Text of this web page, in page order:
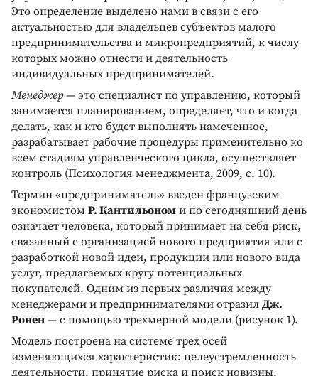
Это определение выделено нами в связи с его
актуальностью для владельцев субъектов малого
предпринимательства и микропредприятий, к числу
которых можно отнести и деятельность
индивидуальных предпринимателей.
Менеджер— это специалист по управлению, который
занимается планированием, определяет, что и когда
делать, как и кто будет выполнять намеченное,
разрабатывает рабочие процедуры применительно ко
всем стадиям управленческого цикла, осуществляет
контроль (Психология менеджмента, 2009, с. 10).
Термин «предприниматель» введен французским
экономистом Р. Кантильоном и по сегодняшний день
означает человека, который принимает на себя риск,
связанный с организацией нового предприятия или с
разработкой новой идеи, продукции или нового вида
услуг, предлагаемых кругу потенциальных
покупателей. Одним из первых различия между
менеджерами и предпринимателями отразил Дж.
Ронен — с помощью трехмерной модели (рисунок 1).
Модель построена на системе трех осей
изменяющихся характеристик: целеустремленность
деятельности, принятие риска и поиск новизны.